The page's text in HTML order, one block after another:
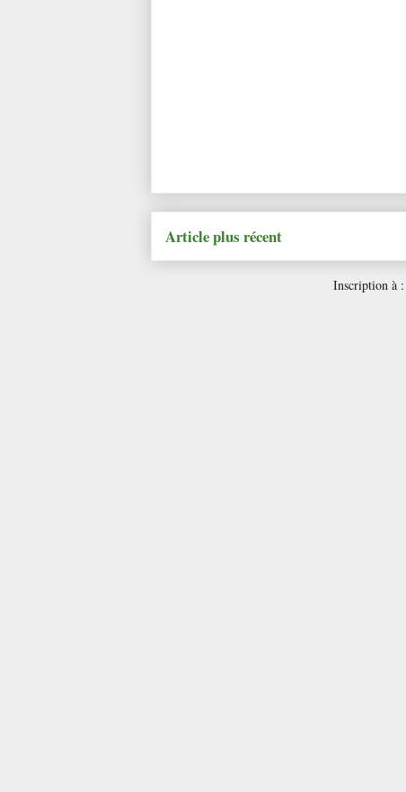
Article plus récent
Inscription à :